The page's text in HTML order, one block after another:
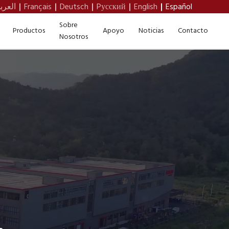
Français Deutsch Pусский English Español
Productos
Sobre
Nosotros
Apoyo Noticias Contacto